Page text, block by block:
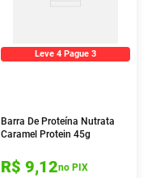
Leve 4 Pague 3
Barra De Proteína Nutrata
Caramel Protein 45g
R$ 9,12no PIX